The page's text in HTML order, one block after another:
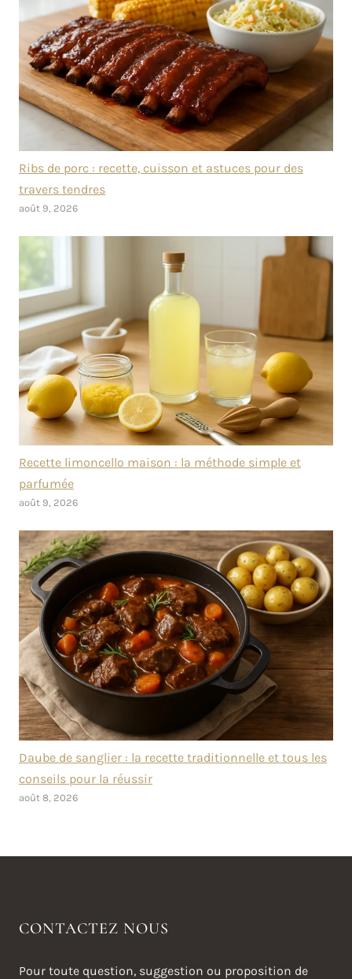
Ribs de porc : recette, cuisson et astuces pour des
travers tendres
août 9, 2026
Recette limoncello maison : la méthode simple et
parfumée
août 9, 2026
Daube de sanglier : la recette traditionnelle et tous les
conseils pour la réussir
août 8, 2026
CONTACTEZ NOUS
Pour toute question, suggestion ou proposition de